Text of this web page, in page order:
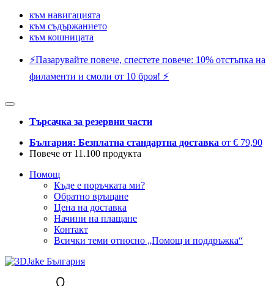
към навигацията
към съдържанието
към кошницата
⚡️Пазарувайте повече, спестете повече: 10% отстъпка на
филаменти и смоли от 10 броя! ⚡️
Търсачка за резервни части
България: Безплатна стандартна доставка от € 79,90
Повече от 11.100 продукта
Помощ
Къде е поръчката ми?
Обратно връщане
Цена на доставка
Начини на плащане
Контакт
Всички теми относно „Помощ и поддръжка“